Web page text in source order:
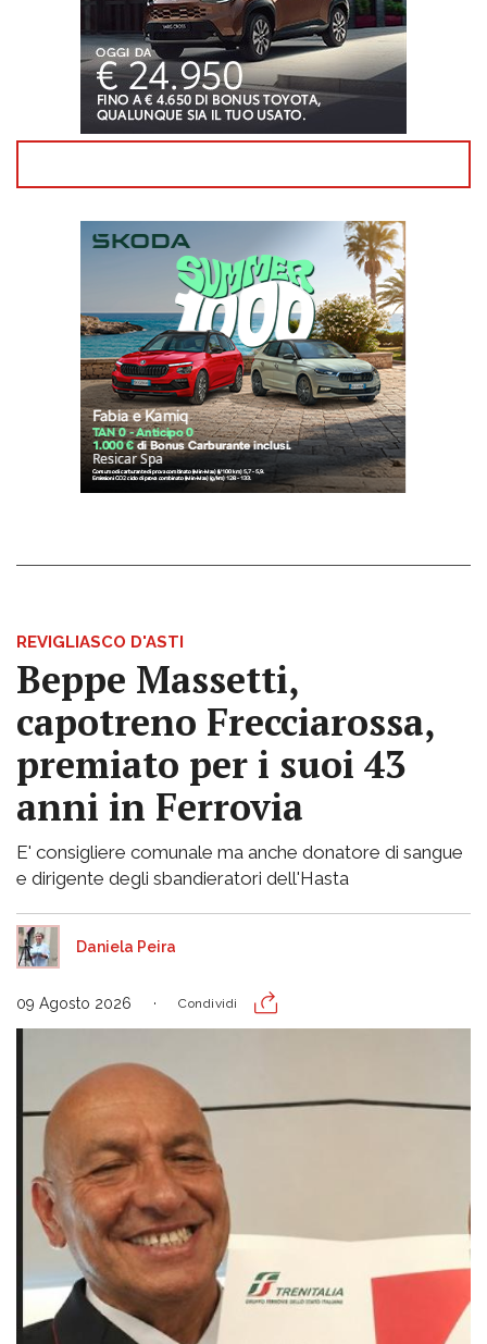
REVIGLIASCO D'ASTI
Beppe Massetti,
capotreno Frecciarossa,
premiato per i suoi 43
anni in Ferrovia
E' consigliere comunale ma anche donatore di sangue
e dirigente degli sbandieratori dell'Hasta
Daniela Peira
09 Agosto 2026 Condividi